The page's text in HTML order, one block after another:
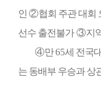
인 ②협회 주관 대회
선수 출전불가 ③지
④만65세 전국
는 동배부 우승과 상